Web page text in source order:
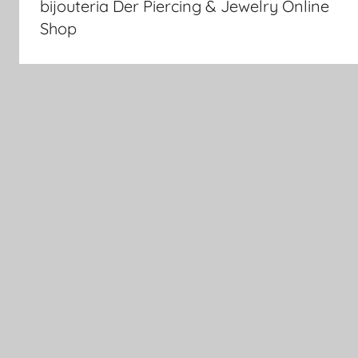
bijouteria Der Piercing & Jewelry Online
Shop